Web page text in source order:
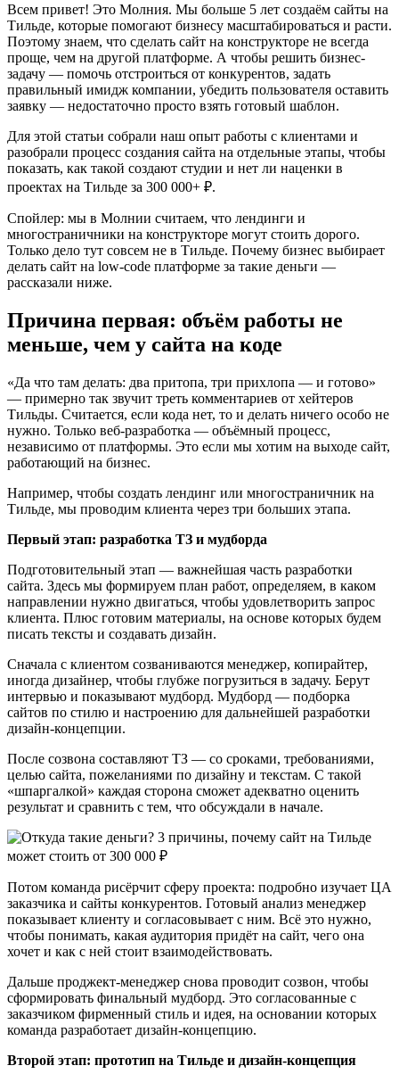
Всем привет! Это Молния. Мы больше 5 лет создаём сайты на
Тильде, которые помогают бизнесу масштабироваться и расти.
Поэтому знаем, что сделать сайт на конструкторе не всегда
проще, чем на другой платформе. А чтобы решить бизнес-
задачу — помочь отстроиться от конкурентов, задать
правильный имидж компании, убедить пользователя оставить
заявку — недостаточно просто взять готовый шаблон.
Для этой статьи собрали наш опыт работы с клиентами и
разобрали процесс создания сайта на отдельные этапы, чтобы
показать, как такой создают студии и нет ли наценки в
проектах на Тильде за 300 000+ ₽.
Спойлер: мы в Молнии считаем, что лендинги и
многостраничники на конструкторе могут стоить дорого.
Только дело тут совсем не в Тильде. Почему бизнес выбирает
делать сайт на low-code платформе за такие деньги —
рассказали ниже.
Причина первая: объём работы не
меньше, чем у сайта на коде
«Да что там делать: два притопа, три прихлопа — и готово»
— примерно так звучит треть комментариев от хейтеров
Тильды. Считается, если кода нет, то и делать ничего особо не
нужно. Только веб-разработка — объёмный процесс,
независимо от платформы. Это если мы хотим на выходе сайт,
работающий на бизнес.
Например, чтобы создать лендинг или многостраничник на
Тильде, мы проводим клиента через три больших этапа.
Первый этап: разработка ТЗ и мудборда
Подготовительный этап — важнейшая часть разработки
сайта. Здесь мы формируем план работ, определяем, в каком
направлении нужно двигаться, чтобы удовлетворить запрос
клиента. Плюс готовим материалы, на основе которых будем
писать тексты и создавать дизайн.
Сначала с клиентом созваниваются менеджер, копирайтер,
иногда дизайнер, чтобы глубже погрузиться в задачу. Берут
интервью и показывают мудборд. Мудборд — подборка
сайтов по стилю и настроению для дальнейшей разработки
дизайн-концепции.
После созвона составляют ТЗ — со сроками, требованиями,
целью сайта, пожеланиями по дизайну и текстам. С такой
«шпаргалкой» каждая сторона сможет адекватно оценить
результат и сравнить с тем, что обсуждали в начале.
Потом команда рисёрчит сферу проекта: подробно изучает ЦА
заказчика и сайты конкурентов. Готовый анализ менеджер
показывает клиенту и согласовывает с ним. Всё это нужно,
чтобы понимать, какая аудитория придёт на сайт, чего она
хочет и как с ней стоит взаимодействовать.
Дальше проджект-менеджер снова проводит созвон, чтобы
сформировать финальный мудборд. Это согласованные с
заказчиком фирменный стиль и идея, на основании которых
команда разработает дизайн-концепцию.
Второй этап: прототип на Тильде и дизайн-концепция